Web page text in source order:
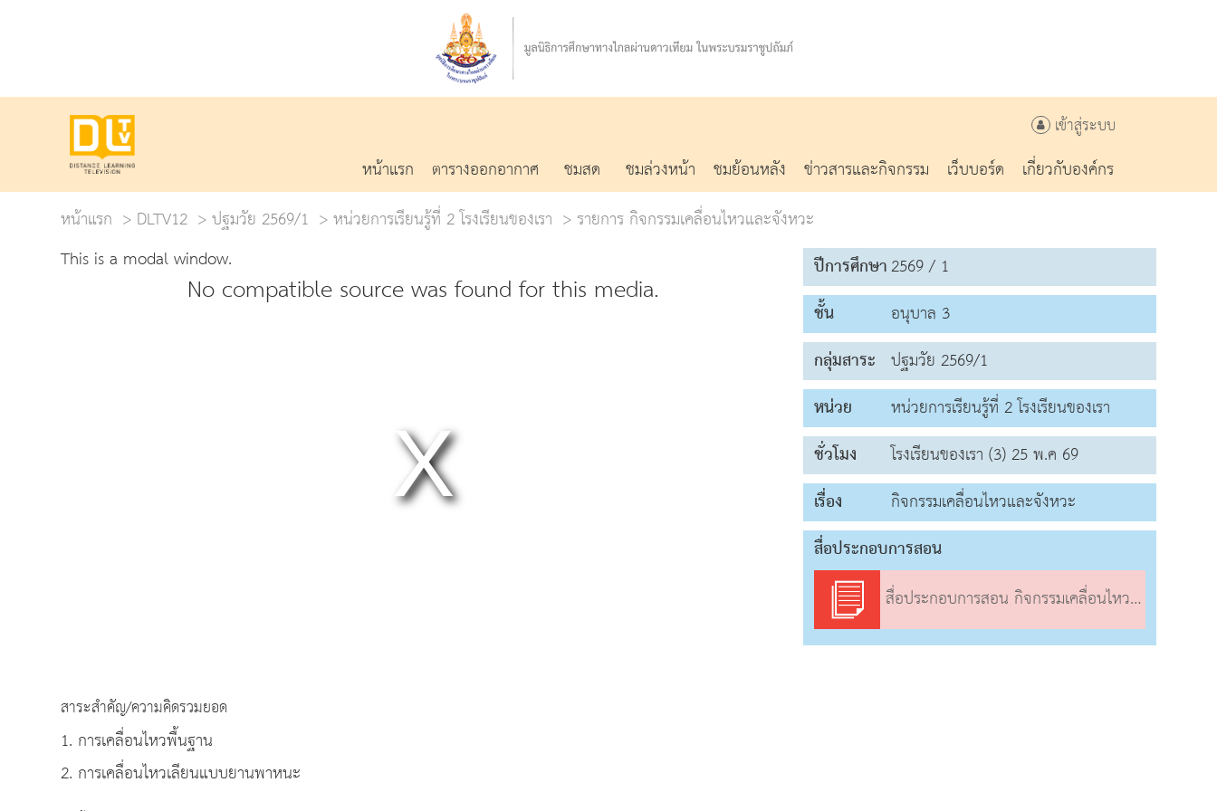
เข้าสู่ระบบ
หน้าแรก ตารางออกอากาศ ชมสด ชมล่วงหน้า ชมย้อนหลัง ข่าวสารและกิจกรรม เว็บบอร์ด
เกี่ยวกับองค์กร
หน้าแรก
DLTV12 ปฐมวัย 2569/1 หน่วยการเรียนรู้ที่ 2 โรงเรียนของเรา
รายการ กิจกรรมเคลื่อนไหวและจังหวะ
This is a modal window.
No compatible source was found for this media.
สาระสำคัญ/ความคิดรวมยอด
1. การเคลื่อนไหวพื้นฐาน
2. การเคลื่อนไหวเลียนแบบยานพาหนะ
ปีการศึกษา2569 / 1
ชั้น
อนุบาล 3
กลุ่มสาระ ปฐมวัย 2569/1
หน่วย
หน่วยการเรียนรู้ที่ 2 โรงเรียนของเรา
ชั่วโมง
โรงเรียนของเรา (3) 25 พ.ค 69
เรื่อง
กิจกรรมเคลื่อนไหวและจังหวะ
สื่อประกอบการสอน
สื่อประกอบการสอน กิจกรรมเคลื่อนไหวและจังหวะ